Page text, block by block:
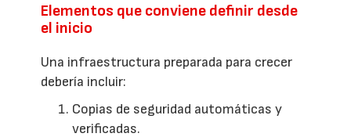
Elementos que conviene definir desde
el inicio
Una infraestructura preparada para crecer
debería incluir:
Copias de seguridad automáticas y
verificadas.